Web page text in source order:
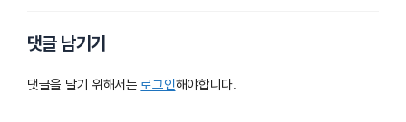
댓글 남기기
댓글을 달기 위해서는로그인해야합니다.